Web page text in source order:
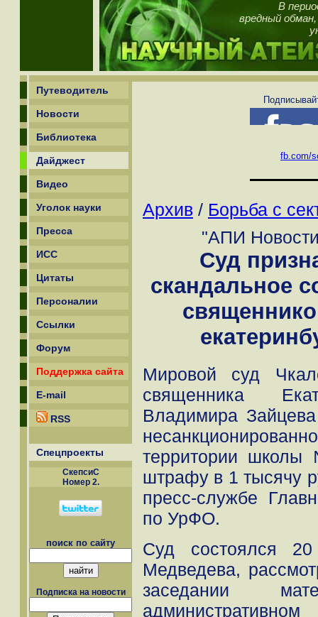
В
вредный
Путеводитель
Новости
Библиотека
Дайджест
Видео
Уголок науки
Пресса
ИСС
Цитаты
Персоналии
Ссылки
Форум
Поддержка сайта
E-mail
RSS
Спецпроекты
СкепсиС
Номер 2.
поиск по сайту
Подписка на новости
fb.com/
Архив / Борьба с
"АПИ
Суд
скандальное
Мировой суд
священника
Владимира
территории
штрафу в 1 тысячу
пресс-службе
по УрФО.
Суд состоялся
Медведева,
заседании